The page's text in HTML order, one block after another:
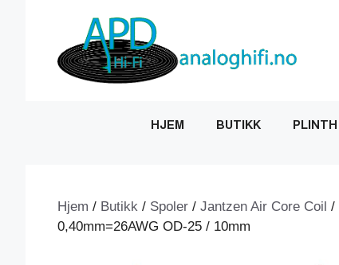
HJEM BUTIKK PLINTH
Hjem / Butikk / Spoler / Jantzen Air Core Coil /
0,40mm=26AWG OD-25 / 10mm